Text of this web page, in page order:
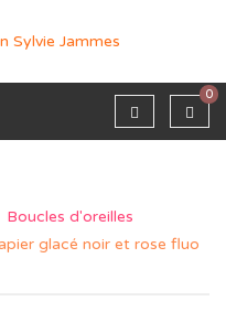
0
Boucles d'oreilles
glacé noir et rose fluo